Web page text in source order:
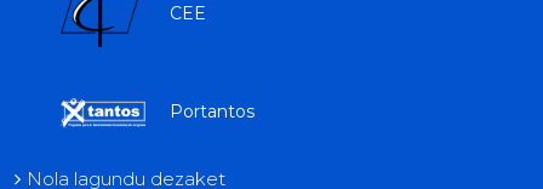
CEE
Portantos
Nola lagundu dezaket